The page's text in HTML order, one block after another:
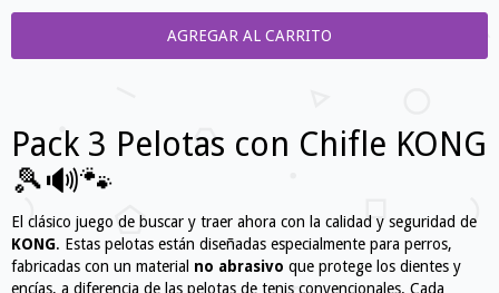
Pack 3 Pelotas con Chifle KONG
🎾🔊🐾
El clásico juego de buscar y traer ahora con la calidad y seguridad de
KONG. Estas pelotas están diseñadas especialmente para perros,
fabricadas con un material no abrasivo que protege los dientes y
encías, a diferencia de las pelotas de tenis convencionales. Cada